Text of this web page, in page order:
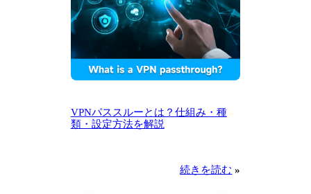
VPNパススルーとは？仕組み・種
類・設定方法を解説
続きを読む »